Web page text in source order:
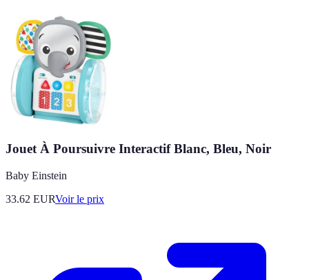
Jouet À Poursuivre Interactif Blanc, Bleu, Noir
Baby Einstein
33.62 EURVoir le prix